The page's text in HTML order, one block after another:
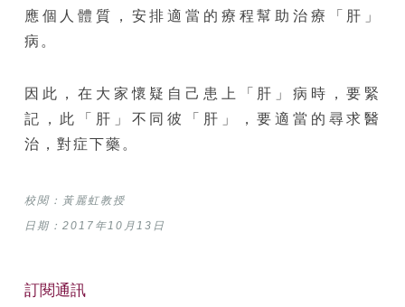
應個人體質，安排適當的療程幫助治療「肝」
病。
因此，在大家懷疑自己患上「肝」病時，要緊
記，此「肝」不同彼「肝」，要適當的尋求醫
治，對症下藥。
校閱：黃麗虹教授
日期：2017年10月13日
訂閱通訊